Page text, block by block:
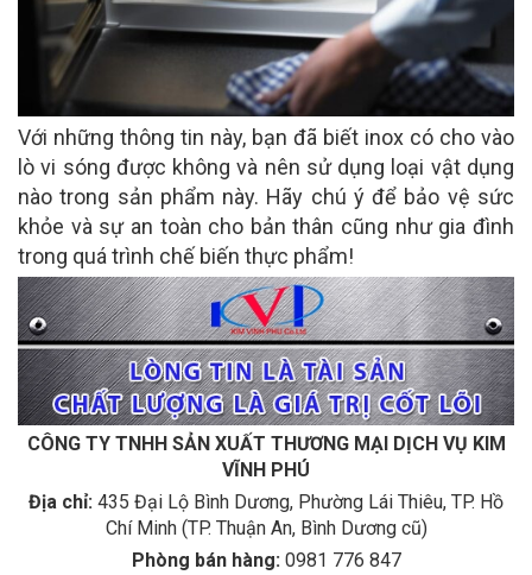
Với những thông tin này, bạn đã biết inox có cho vào
lò vi sóng được không và nên sử dụng loại vật dụng
nào trong sản phẩm này. Hãy chú ý để bảo vệ sức
khỏe và sự an toàn cho bản thân cũng như gia đình
trong quá trình chế biến thực phẩm!
CÔNG TY TNHH SẢN XUẤT THƯƠNG MẠI DỊCH VỤ KIM
VĨNH PHÚ
Địa chỉ: 435 Đại Lộ Bình Dương, Phường Lái Thiêu, TP. Hồ
Chí Minh (TP. Thuận An, Bình Dương cũ)
Phòng bán hàng:0981 776 847